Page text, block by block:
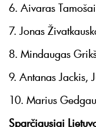
6. Aivaras
7. Jonas
8. Mindaugas
9. Antanas Jackis,
10. Marius
Sparčiausiai